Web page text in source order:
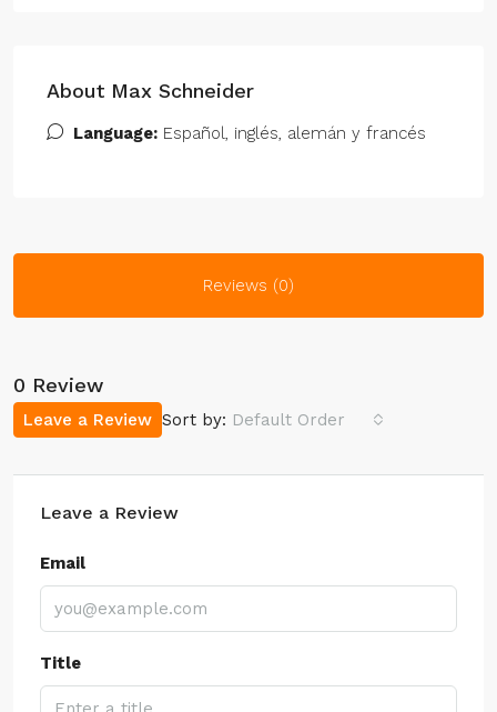
About Max Schneider
Language: Español, inglés, alemán y francés
Reviews (0)
0 Review
Sort by: Default Order
Leave a Review
Leave a Review
Email
Title